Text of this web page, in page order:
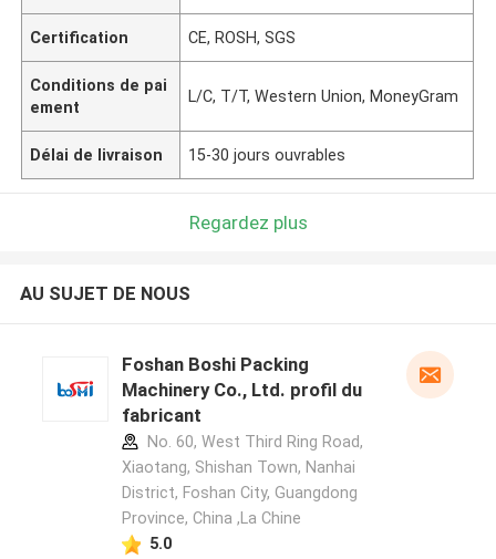
Certification CE, ROSH, SGS
Conditions de pai
ement
L/C, T/T, Western Union, MoneyGram
Délai de livraison 15-30 jours ouvrables
Regardez plus
AU SUJET DE NOUS
Foshan Boshi Packing
Machinery Co., Ltd. profil du
fabricant
No. 60, West Third Ring Road,
Xiaotang, Shishan Town, Nanhai
District, Foshan City, Guangdong
Province, China ,La Chine
5.0